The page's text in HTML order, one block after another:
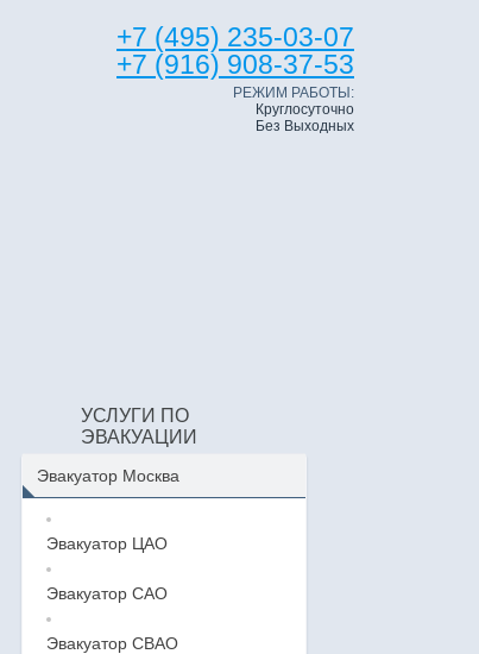
+7 (495) 235-03-07
+7 (916) 908-37-53
РЕЖИМ РАБОТЫ:
Круглосуточно
Без Выходных
УСЛУГИ ПО
ЭВАКУАЦИИ
Эвакуатор Москва
Эвакуатор ЦАО
Эвакуатор САО
Эвакуатор СВАО